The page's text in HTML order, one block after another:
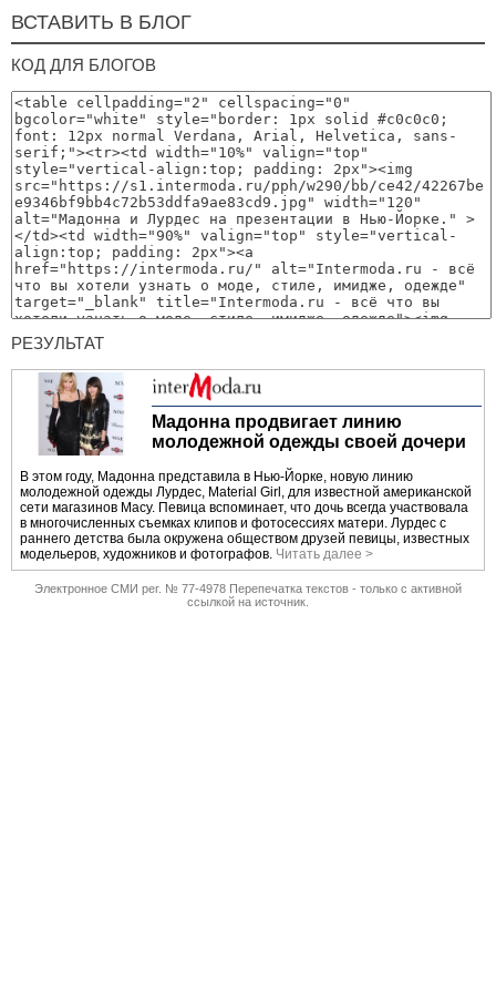
ВСТАВИТЬ В БЛОГ
КОД ДЛЯ БЛОГОВ
РЕЗУЛЬТАТ
Мадонна продвигает линию
молодежной одежды своей дочери
В этом году, Мадонна представила в Нью-Йорке, новую линию
молодежной одежды Лурдес, Material Girl, для известной американской
сети магазинов Macy. Певица вспоминает, что дочь всегда участвовала
в многочисленных съемках клипов и фотосессиях матери. Лурдес с
раннего детства была окружена обществом друзей певицы, известных
модельеров, художников и фотографов. Читать далее >
Электронное СМИ рег. № 77-4978 Перепечатка текстов - только с активной
ссылкой на источник.